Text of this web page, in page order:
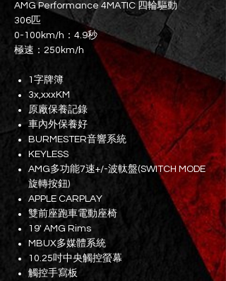
AMG Performance 4MATIC 四輪驅動
306匹
0-100km/h：4.9秒
極速：250km/h
1字牌簿
3x,xxxKM
原廠保養記錄
車內外保養好
BURMESTER音響系統
KEYLESS
AMG多功能7速+/-波軚盤(SWITCH MODE
旋轉按鈕)
APPLE CARPLAY
雙前座跑車電動座椅
19' AMG Rims
MBUX多媒體系統
10.25吋中央觸控螢幕
觸控手寫板